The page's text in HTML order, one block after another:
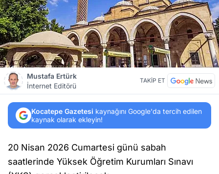
Mustafa Ertürk
İnternet Editörü
TAKİP ET
Kocatepe Gazetesi kaynağını Google'da tercih edilen
kaynak olarak ekleyin!
20 Nisan 2026 Cumartesi günü sabah
saatlerinde Yüksek Öğretim Kurumları Sınavı